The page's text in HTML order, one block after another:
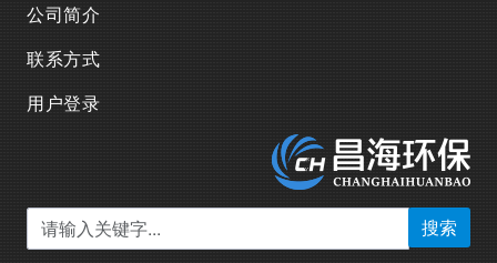
公司简介
联系方式
用户登录
搜索